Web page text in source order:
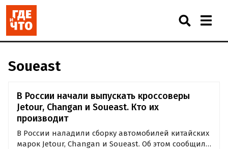
Soueast
В России начали выпускать кроссоверы
Jetour, Changan и Soueast. Кто их
производит
В России наладили сборку автомобилей китайских
марок Jetour, Changan и Soueast. Об этом сообщили